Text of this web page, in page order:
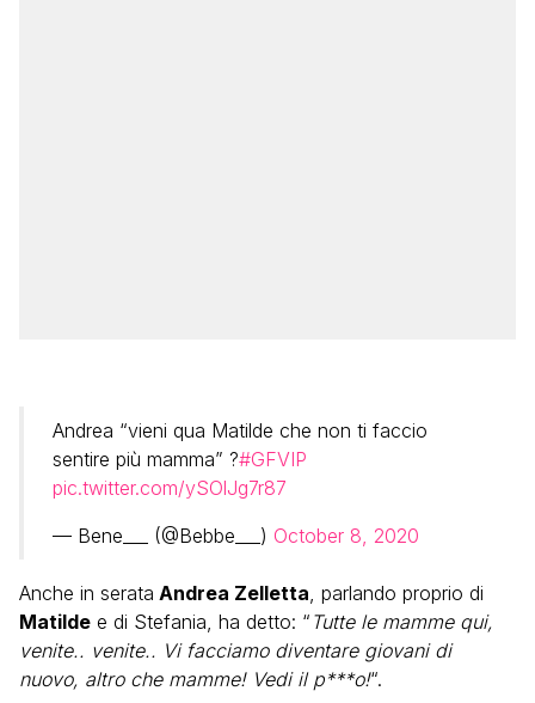
Andrea “vieni qua Matilde che non ti faccio
sentire più mamma” ?#GFVIP
pic.twitter.com/ySOlJg7r87
— Bene___ (@Bebbe___) October 8, 2020
Anche in serata Andrea Zelletta , parlando proprio di
Matilde e di Stefania, ha detto: “ Tutte le mamme qui,
venite.. venite.. Vi facciamo diventare giovani di
nuovo, altro che mamme! Vedi il p***o!“.